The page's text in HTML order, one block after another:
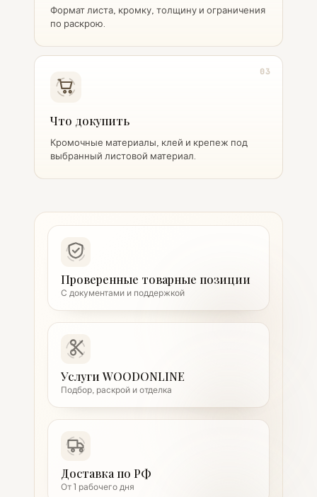
Формат листа, кромку, толщину и ограничения
по раскрою.
03
Что докупить
Кромочные материалы, клей и крепеж под
выбранный листовой материал.
Проверенные товарные позиции
С документами и поддержкой
Услуги WOODONLINE
Подбор, раскрой и отделка
Доставка по РФ
От 1 рабочего дня